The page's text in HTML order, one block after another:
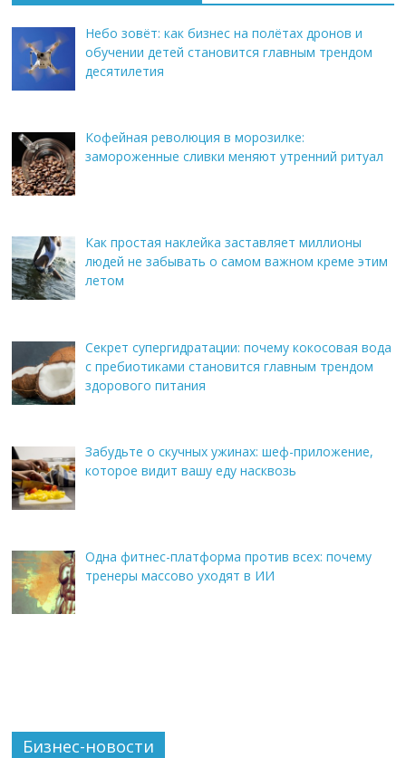
Небо зовёт: как бизнес на полётах дронов и
обучении детей становится главным трендом
десятилетия
Кофейная революция в морозилке:
замороженные сливки меняют утренний ритуал
Как простая наклейка заставляет миллионы
людей не забывать о самом важном креме этим
летом
Секрет супергидратации: почему кокосовая вода
с пребиотиками становится главным трендом
здорового питания
Забудьте о скучных ужинах: шеф-приложение,
которое видит вашу еду насквозь
Одна фитнес-платформа против всех: почему
тренеры массово уходят в ИИ
Бизнес-новости